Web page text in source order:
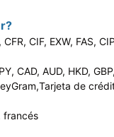
CIF, EXW, FAS,
CAD, AUD, HKD,
de
francés